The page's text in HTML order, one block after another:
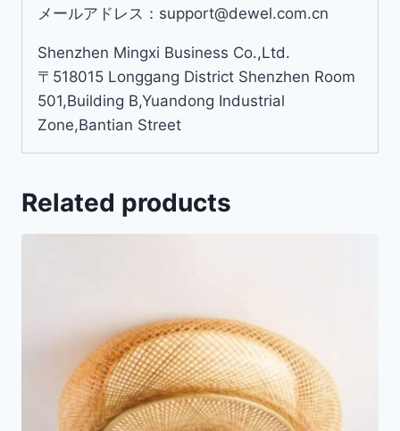
メールアドレス：support@dewel.com.cn
Shenzhen Mingxi Business Co.,Ltd.
〒518015 Longgang District Shenzhen Room
501,Building B,Yuandong Industrial
Zone,Bantian Street
Related products